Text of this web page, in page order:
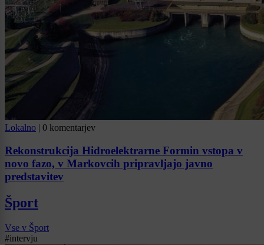
Lokalno | 0 komentarjev
Rekonstrukcija Hidroelektrarne Formin vstopa v
novo fazo, v Markovcih pripravljajo javno
predstavitev
Šport
Vse v Šport
#intervju